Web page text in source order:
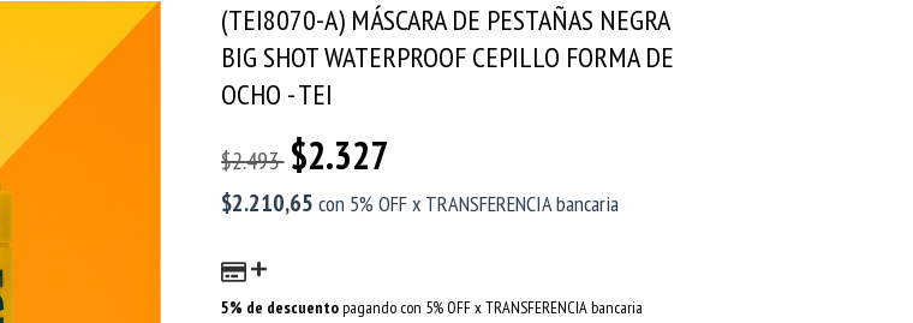
(TEI8070-A) MÁSCARA DE PESTAÑAS NEGRA
BIG SHOT WATERPROOF CEPILLO FORMA DE
OCHO - TEI
$2.493 $2.327
$2.210,65con 5% OFF x TRANSFERENCIA bancaria
5% de descuentopagando con 5% OFF x TRANSFERENCIA bancaria